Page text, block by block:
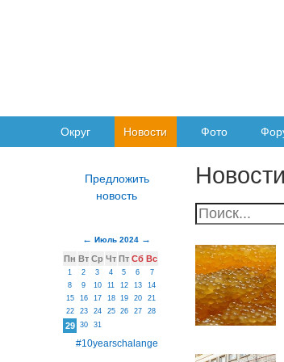
Округ Новости Фото
Новости
Июль 2024
Пн Вт Ср Чт Пт Сб Вс
1 2 3 4 5 6
7
8
9 10 11 12 13
14
15
16 17 18 19 20
21
22
23 24 25 26 27 28
29 30 31
#10yearschalange